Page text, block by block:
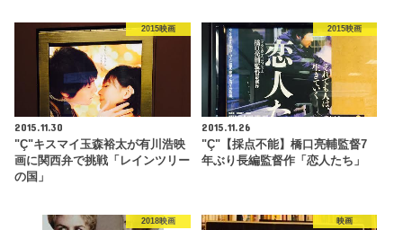
2015映画
2015.11.30
"Ç"キスマイ玉森裕太が有川浩映
画に関西弁で挑戦「レインツリー
の国」
2015映画
2015.11.26
"Ç"【採点不能】橋口亮輔監督7
年ぶり長編監督作「恋人たち」
2018映画 映画